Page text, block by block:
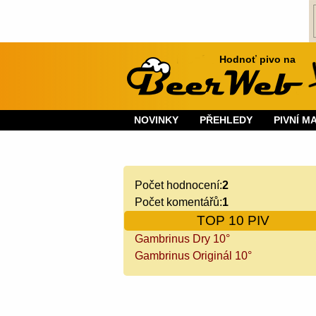
Hodnoť pivo na
NOVINKY PŘEHLEDY PIVNÍ
Počet hodnocení:2
Počet komentářů:1
TOP 10 PIV
Gambrinus Dry 10°
Gambrinus Originál 10°